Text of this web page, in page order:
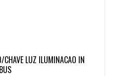
LUZ ILUMINACAO IN